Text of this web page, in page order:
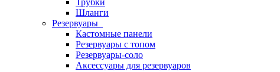
Трубки
Шланги
Резервуары
Кастомные панели
Резервуары с топом
Резервуары-соло
Аксессуары для резервуаров